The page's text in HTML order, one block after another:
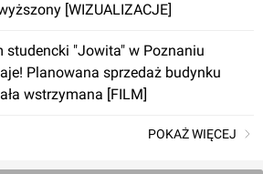
[WIZUALIZACJE]
studencki "Jowita" w Poznaniu
Planowana sprzedaż budynku
wstrzymana [FILM]
POKAŻ WIĘCEJ